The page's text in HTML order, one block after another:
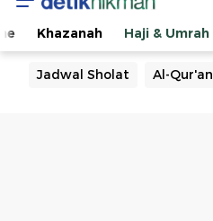
Khazanah Haji & Umrah
Jadwal Sholat Al-Qur'an